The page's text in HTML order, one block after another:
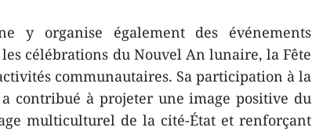
y organise également des événements
célébrations du Nouvel An lunaire, la Fête
communautaires. Sa participation à la
contribué à projeter une image positive du
multiculturel de la cité-État et renforçant